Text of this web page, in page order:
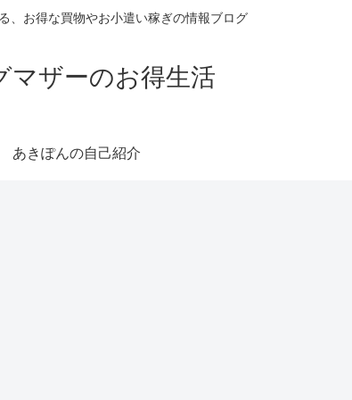
、お得な買物やお小遣い稼ぎの情報ブログ
マザーのお得生活
あきぽんの自己紹介